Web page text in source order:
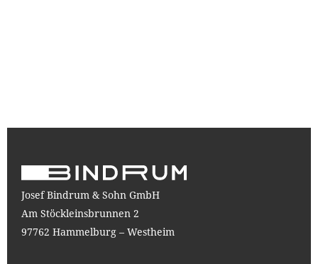
Josef Bindrum & Sohn GmbH
Am Stöckleinsbrunnen 2
97762 Hammelburg – Westheim